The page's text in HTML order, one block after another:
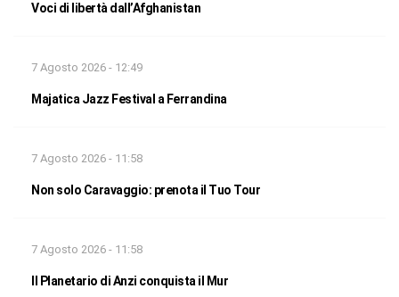
Voci di libertà dall’Afghanistan
7 Agosto 2026 - 12:49
Majatica Jazz Festival a Ferrandina
7 Agosto 2026 - 11:58
Non solo Caravaggio: prenota il Tuo Tour
7 Agosto 2026 - 11:58
Il Planetario di Anzi conquista il Mur